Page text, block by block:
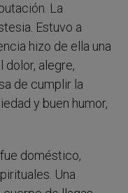
La
Estuvo a
hizo de ella una
dolor, alegre,
de cumplir la
y buen humor,
doméstico,
Una